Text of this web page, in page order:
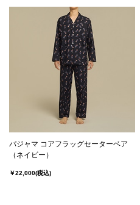
パジャマ コアフラッグセーターベア
（ネイビー）
￥22,000(税込)